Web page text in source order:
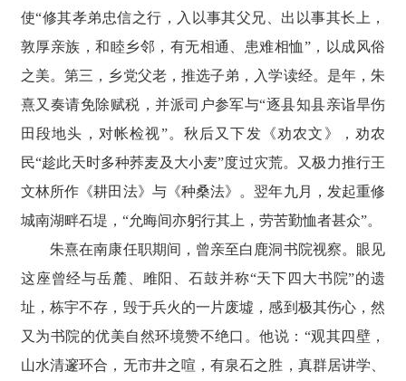
使“修其孝弟忠信之行，入以事其父兄、出以事其长上，
敦厚亲族，和睦乡邻，有无相通、患难相恤”，以成风俗
之美。第三，乡党父老，推选子弟，入学读经。是年，朱
熹又奏请免除赋税，并派司户参军与“逐县知县亲诣旱伤
田段地头，对帐检视”。秋后又下发《劝农文》，劝农
民“趁此天时多种荞麦及大小麦”度过灾荒。又极力推行王
文林所作《耕田法》与《种桑法》。翌年九月，发起重修
城南湖畔石堤，“允晦间亦躬行其上，劳苦勤恤者甚众”。
朱熹在南康任职期间，曾亲至白鹿洞书院视察。眼见
这座曾经与岳麓、雎阳、石鼓并称“天下四大书院”的遗
址，栋宇不存，毁于兵火的一片废墟，感到极其伤心，然
又为书院的优美自然环境赞不绝口。他说：“观其四壁，
山水清邃环合，无市井之喧，有泉石之胜，真群居讲学、